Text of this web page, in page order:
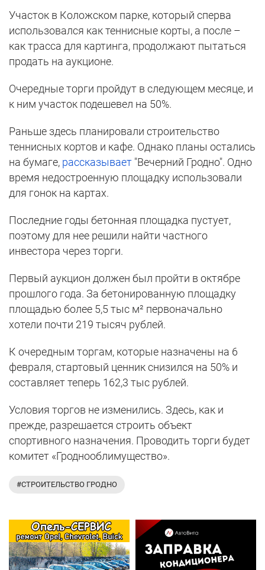
Участок в Коложском парке, который сперва
использовался как теннисные корты, а после –
как трасса для картинга, продолжают пытаться
продать на аукционе.
Очередные торги пройдут в следующем месяце, и
к ним участок подешевел на 50%.
Раньше здесь планировали строительство
теннисных кортов и кафе. Однако планы остались
на бумаге, рассказывает "Вечерний Гродно". Одно
время недостроенную площадку использовали
для гонок на картах.
Последние годы бетонная площадка пустует,
поэтому для нее решили найти частного
инвестора через торги.
Первый аукцион должен был пройти в октябре
прошлого года. За бетонированную площадку
площадью более 5,5 тыс м² первоначально
хотели почти 219 тысяч рублей.
К очередным торгам, которые назначены на 6
февраля, стартовый ценник снизился на 50% и
составляет теперь 162,3 тыс рублей.
Условия торгов не изменились. Здесь, как и
прежде, разрешается строить объект
спортивного назначения. Проводить торги будет
комитет «Гроднооблимущество».
#СТРОИТЕЛЬСТВО ГРОДНО